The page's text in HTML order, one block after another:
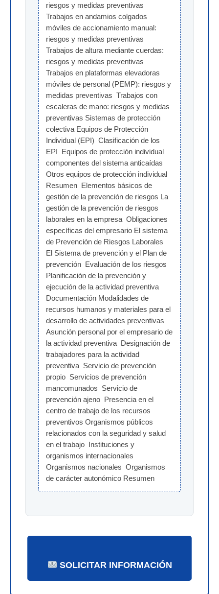
riesgos y medidas preventivas
Trabajos en andamios colgados
móviles de accionamiento manual:
riesgos y medidas preventivas
Trabajos de altura mediante cuerdas:
riesgos y medidas preventivas
Trabajos en plataformas elevadoras
móviles de personal (PEMP): riesgos y
medidas preventivas  Trabajos con
escaleras de mano: riesgos y medidas
preventivas Sistemas de protección
colectiva Equipos de Protección
Individual (EPI)  Clasificación de los
EPI  Equipos de protección individual
componentes del sistema anticaídas
Otros equipos de protección individual
Resumen  Elementos básicos de
gestión de la prevención de riesgos La
gestión de la prevención de riesgos
laborales en la empresa  Obligaciones
específicas del empresario El sistema
de Prevención de Riesgos Laborales
El Sistema de prevención y el Plan de
prevención  Evaluación de los riesgos
Planificación de la prevención y
ejecución de la actividad preventiva
Documentación Modalidades de
recursos humanos y materiales para el
desarrollo de actividades preventivas
Asunción personal por el empresario de
la actividad preventiva  Designación de
trabajadores para la actividad
preventiva  Servicio de prevención
propio  Servicios de prevención
mancomunados  Servicio de
prevención ajeno  Presencia en el
centro de trabajo de los recursos
preventivos Organismos públicos
relacionados con la seguridad y salud
en el trabajo  Instituciones y
organismos internacionales
Organismos nacionales  Organismos
de carácter autonómico Resumen
SOLICITAR INFORMACIÓN